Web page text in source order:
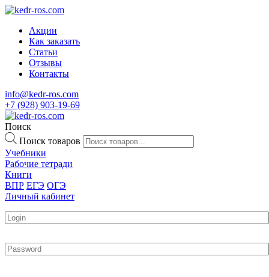
Акции
Как заказать
Статьи
Отзывы
Контакты
info@kedr-ros.com
+7 (928) 903-19-69
Поиск
Поиск товаров
Учебники
Рабочие тетради
Книги
ВПР ЕГЭ ОГЭ
Личный кабинет